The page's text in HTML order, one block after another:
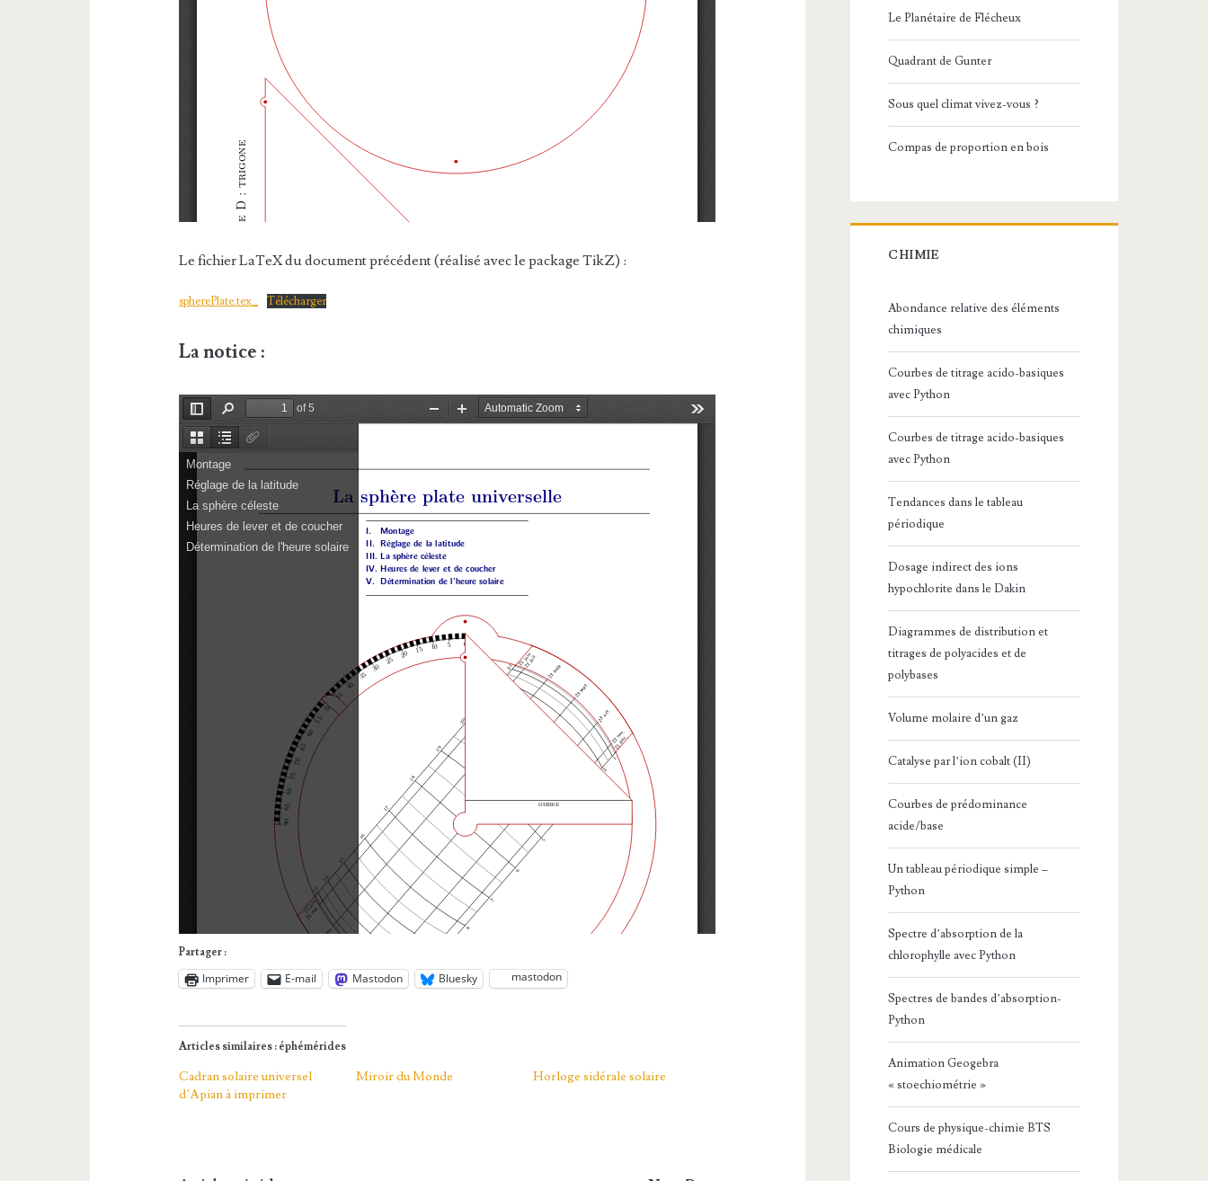
Le fichier LaTeX du document précédent (réalisé avec le package TikZ) :
spherePlate.tex_ Télécharger
La notice :
Partager :
Imprimer E-mail Mastodon Bluesky mastodon
Articles similaires : éphémérides
Cadran solaire universel
d’Apian à imprimer
Miroir du Monde Horloge sidérale solaire
Le Planétaire de Flécheux
Quadrant de Gunter
Sous quel climat vivez-vous ?
Compas de proportion en bois
CHIMIE
Abondance relative des éléments
chimiques
Courbes de titrage acido-basiques
avec Python
Courbes de titrage acido-basiques
avec Python
Tendances dans le tableau
périodique
Dosage indirect des ions
hypochlorite dans le Dakin
Diagrammes de distribution et
titrages de polyacides et de
polybases
Volume molaire d’un gaz
Catalyse par l’ion cobalt (II)
Courbes de prédominance
acide/base
Un tableau périodique simple –
Python
Spectre d’absorption de la
chlorophylle avec Python
Spectres de bandes d’absorption-
Python
Animation Geogebra
« stoechiométrie »
Cours de physique-chimie BTS
Biologie médicale